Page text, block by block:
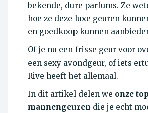
bekende, dure parfums. Ze
hoe ze deze luxe geuren
en goedkoop kunnen
Of je nu een frisse geur voor
een sexy avondgeur, of iets
Rive heeft het allemaal.
In dit artikel delen we onze
mannengeuren die je echt